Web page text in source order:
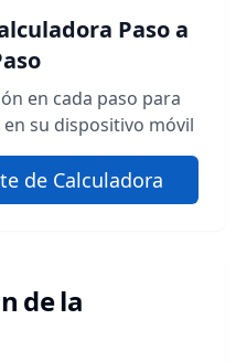
Paso a
en cada paso para
su dispositivo móvil
de Calculadora
de la